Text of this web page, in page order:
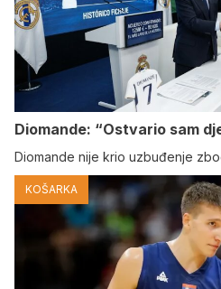
Diomande: “Ostvario sam
Diomande nije krio uzbuđenje
KOŠARKA